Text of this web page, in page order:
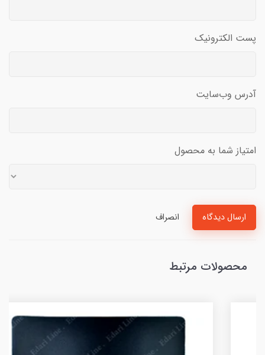
پست الکترونیک
آدرس وب‌سایت
امتیاز شما به محصول
ارسال دیدگاه انصراف
محصولات مرتبط